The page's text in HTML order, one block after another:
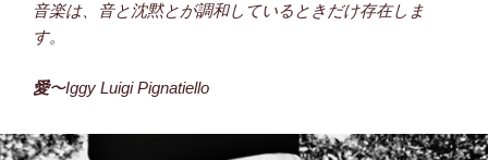
音楽は、音と沈黙とが調和しているときだけ存在しま
す。
愛〜Iggy Luigi Pignatiello